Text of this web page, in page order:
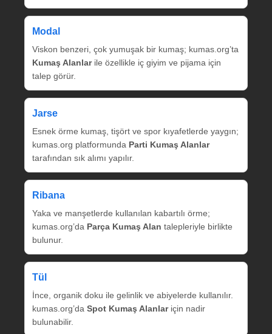
Modal
Viskon benzeri, çok yumuşak bir kumaş; kumas.org’ta
Kumaş Alanlarile özellikle iç giyim ve pijama için
talep görür.
Jarse
Esnek örme kumaş, tişört ve spor kıyafetlerde yaygın;
kumas.org platformunda Parti Kumaş Alanlar
tarafından sık alımı yapılır.
Ribana
Yaka ve manşetlerde kullanılan kabartılı örme;
kumas.org’da Parça Kumaş Alan talepleriyle birlikte
bulunur.
Tül
İnce, organik doku ile gelinlik ve abiyelerde kullanılır.
kumas.org’da Spot Kumaş Alanlariçin nadir
bulunabilir.